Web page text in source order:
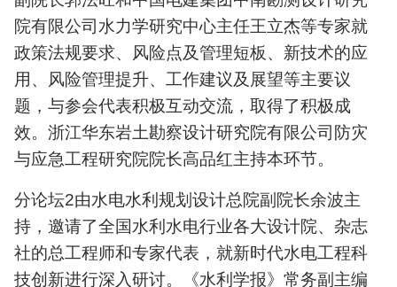
院有限公司水力学研究中心主任王立杰等专家就
政策法规要求、风险点及管理短板、新技术的应
用、风险管理提升、工作建议及展望等主要议
题，与参会代表积极互动交流，取得了积极成
效。浙江华东岩土勘察设计研究院有限公司防灾
与应急工程研究院院长高品红主持本环节。
分论坛2由水电水利规划设计总院副院长余波主
持，邀请了全国水利水电行业各大设计院、杂志
社的总工程师和专家代表，就新时代水电工程科
技创新进行深入研讨。《水利学报》常务副主编